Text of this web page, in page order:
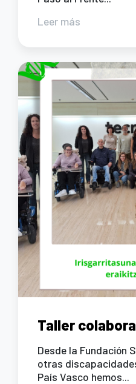
Leer más
Taller
Desde la Fundación
otras
País Vasco hemos...